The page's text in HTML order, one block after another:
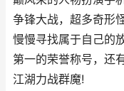
争锋大战，超多奇形
慢慢寻找属于自己的
第一的荣誉称号，还
江湖力战群魔!